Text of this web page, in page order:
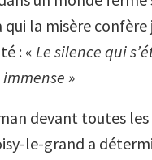
la misère confère
: «Le silence qui
»
devant toutes
le-grand a